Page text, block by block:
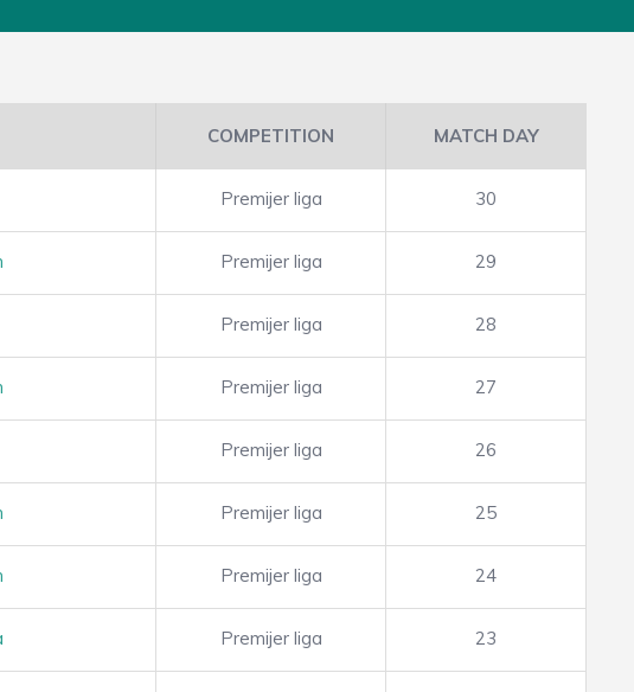
COMPETITION MATCH DAY
Premijer liga 30
Premijer liga 29
Premijer liga 28
Premijer liga 27
Premijer liga 26
Premijer liga 25
Premijer liga 24
Premijer liga 23